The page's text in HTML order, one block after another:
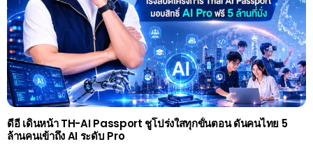
ดีอี เดินหน้า TH-AI Passport ชูโปร่งใสทุกขั้นตอน ดันคนไทย 5
ล้านคนเข้าถึง AI ระดับ Pro